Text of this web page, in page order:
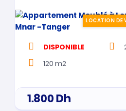
LOCATION DE
DISPONIBLE
120 m2
1.800Dh